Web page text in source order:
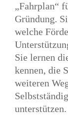
„Fahrplan“
Gründung.
welche
Sie lernen
kennen, die
weiteren
unterstützen.